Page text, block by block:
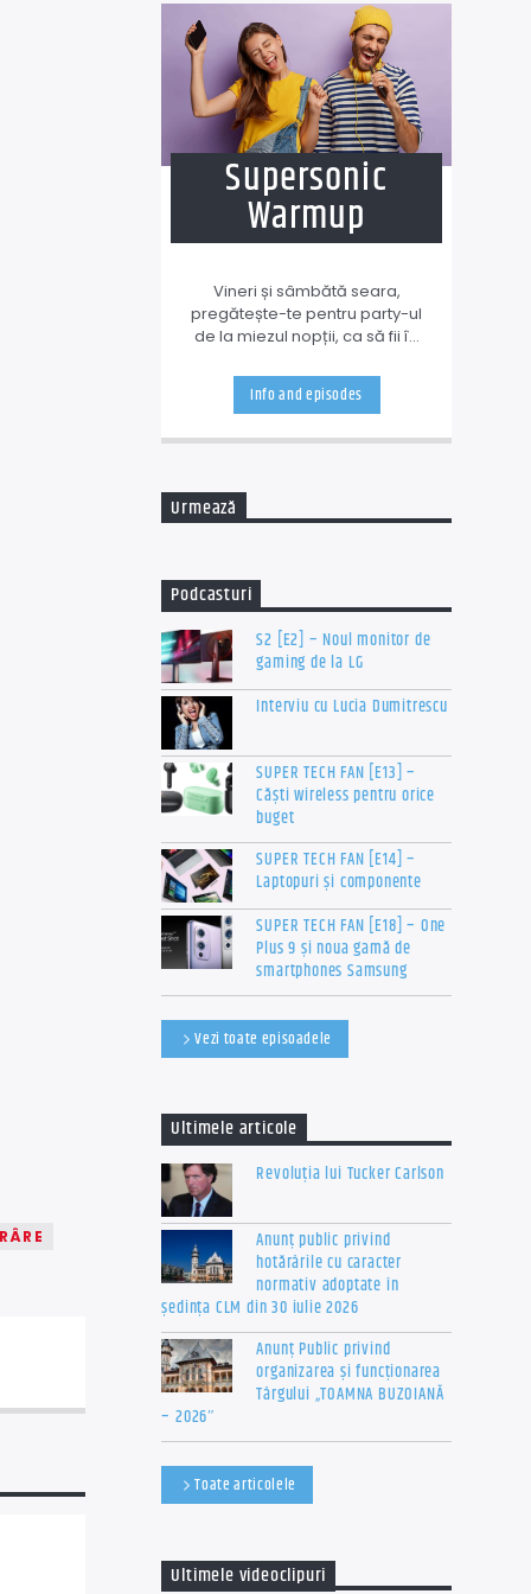
Supersonic
Warmup
Vineri și sâmbătă seara,
pregătește-te pentru party-ul
de la miezul nopții, ca să fii în
întindere, ceva! Pentru asta ți-
am pregătit o emisiune de
amestecată, dar bine dozată.
Info and episodes
Urmează
Podcasturi
S2 [E2] – Noul monitor de
gaming de la LG
Interviu cu Lucia Dumitrescu
SUPER TECH FAN [E13] –
Căști wireless pentru orice
buget
SUPER TECH FAN [E14] –
Laptopuri și componente
SUPER TECH FAN [E18] – One
Plus 9 și noua gamă de
smartphones Samsung
Vezi toate episoadele
Ultimele articole
Revoluția lui Tucker Carlson
Anunț public privind
hotărârile cu caracter
normativ adoptate în
ședința CLM din 30 iulie 2026
Anunț Public privind
organizarea şi funcţionarea
Târgului „TOAMNA BUZOIANĂ
– 2026″
Toate articolele
Ultimele videoclipuri